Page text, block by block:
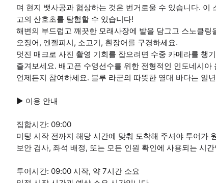
며 현지 뱃사공과 협상하는 것은 번거로울 수 있습니다.
고의 산호초를 탐험할 수 있습니다!
해변의 부드럽고 깨끗한 모래사장에 발을 담그고 스노클
오징어, 엔젤피시, 소고기, 흰장어를 구경하세요.
멋진 매크로 사진 촬영 기회를 잡으려면 수중 카메라를 챙
즐겨보세요. 배고픈 수영선수를 위한 전형적인 인도네시아
언제든지 참여하세요. 블루 라군의 따뜻한 열대 바다는 일
▶ 이용 안내
집합시간: 09:00
미팅 시작 전까지 해당 시간에 맞춰 도착해 주셔야 투어가
보안 검사, 좌석 배정, 또는 모든 인원 확인에 사용되는 시
투어시간: 09:00 시작, 약 7시간 소요